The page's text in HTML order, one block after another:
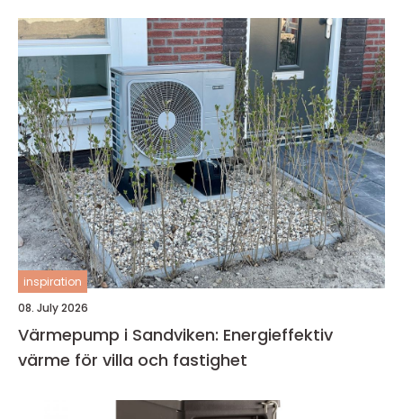
inspiration
08. July 2026
Värmepump i Sandviken: Energieffektiv
värme för villa och fastighet